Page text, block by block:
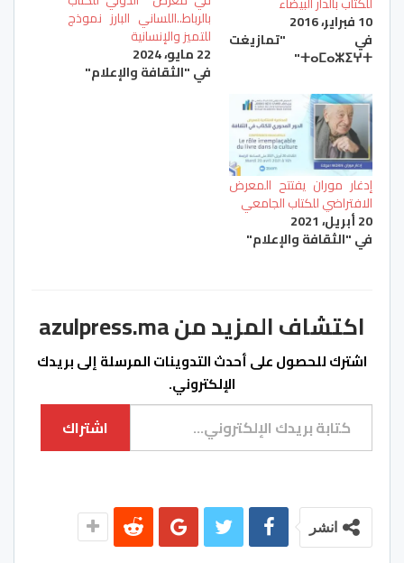
10 فبراير، 2016
في "تمازيغت
ⵜⴰⵎⴰⵣⵉⵖⵜ"
بالرباط..اللساني البارز نموذج
للتميز والإنسانية
22 مايو، 2024
في "الثقافة والإعلام"
إدغار موران يفتتح المعرض
الافتراضي للكتاب الجامعي
20 أبريل، 2021
في "الثقافة والإعلام"
اكتشاف المزيد من azulpress.ma
اشترك للحصول على أحدث التدوينات المرسلة إلى بريدك
الإلكتروني.
كتابة بريدك الإلكتروني...
اشتراك
انشر